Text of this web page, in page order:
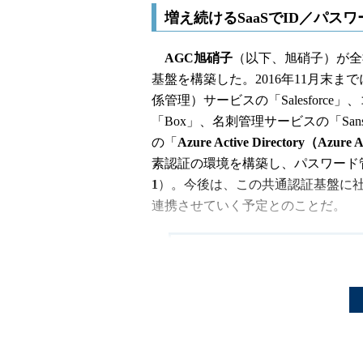
増え続けるSaaSでID／パス
AGC旭硝子 （以下、旭硝子）が
基盤を構築した。2016年11月末まで
係管理）サービスの「Salesforce」
「Box」、名刺管理サービスの「
の「 Azure Active Directory（Azure
素認証の環境を構築し、パスワー
1 ）。今後は、この共通認証基盤に
連携させていく予定とのことだ。